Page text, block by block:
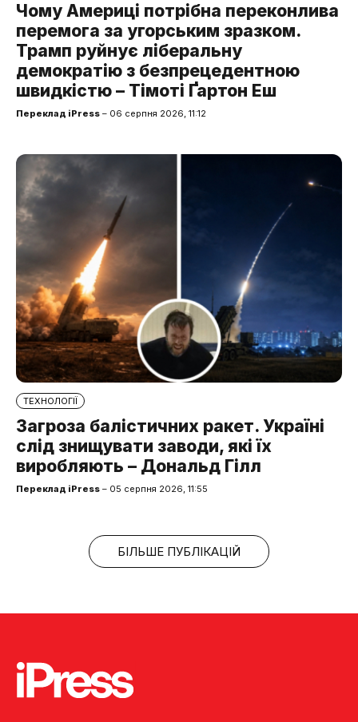
Чому Америці потрібна переконлива
перемога за угорським зразком.
Трамп руйнує ліберальну
демократію з безпрецедентною
швидкістю – Тімоті Ґартон Еш
Переклад iPress – 06 серпня 2026, 11:12
ТЕХНОЛОГІЇ
Загроза балістичних ракет. Україні
слід знищувати заводи, які їх
виробляють – Дональд Гілл
Переклад iPress – 05 серпня 2026, 11:55
БІЛЬШЕ ПУБЛІКАЦІЙ